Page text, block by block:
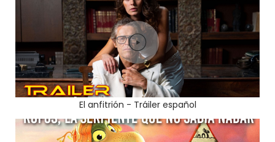
El anfitrión - Tráiler español